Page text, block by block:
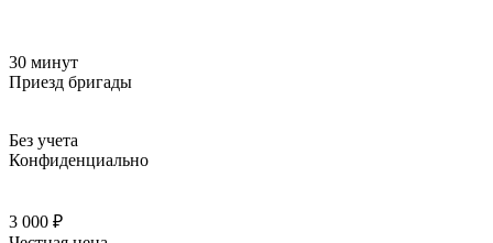
30 минут
Приезд бригады
Без учета
Конфиденциально
3 000 ₽